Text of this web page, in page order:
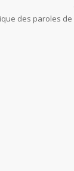
des paroles